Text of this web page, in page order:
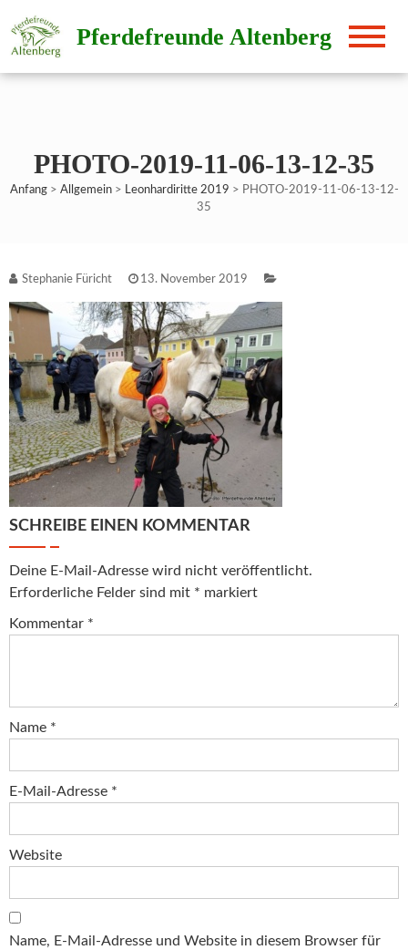
zum
Inhalt
Pferdefreunde Altenberg
PHOTO-2019-11-06-13-12-35
Anfang> Allgemein> Leonhardiritte 2019 > PHOTO-2019-11-06-13-12-
35
Stephanie Füricht 13. November 2019
SCHREIBE EINEN KOMMENTAR
Deine E-Mail-Adresse wird nicht veröffentlicht.
Erforderliche Felder sind mit * markiert
Kommentar *
Name *
E-Mail-Adresse *
Website
Name, E-Mail-Adresse und Website in diesem Browser für